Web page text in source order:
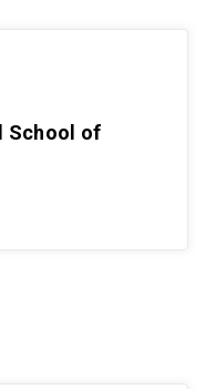
School of